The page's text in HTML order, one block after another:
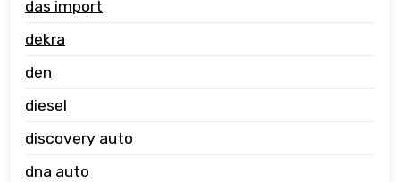
das import
dekra
den
diesel
discovery auto
dna auto